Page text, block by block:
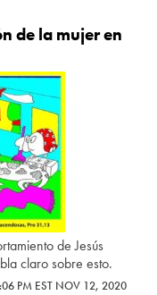
de la mujer en
de Jesús
claro sobre esto.
PM EST NOV 12, 2020